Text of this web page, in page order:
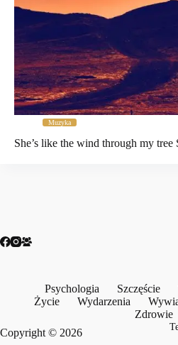
Muzyka
She’s like the wind through my
Psychologia Szczęście
Życie
Wydarzenia
Zdrowie
Copyright © 2026